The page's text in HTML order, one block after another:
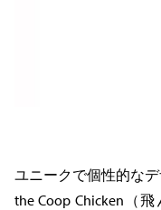
ユニークで個性的な
the Coop Chicken（